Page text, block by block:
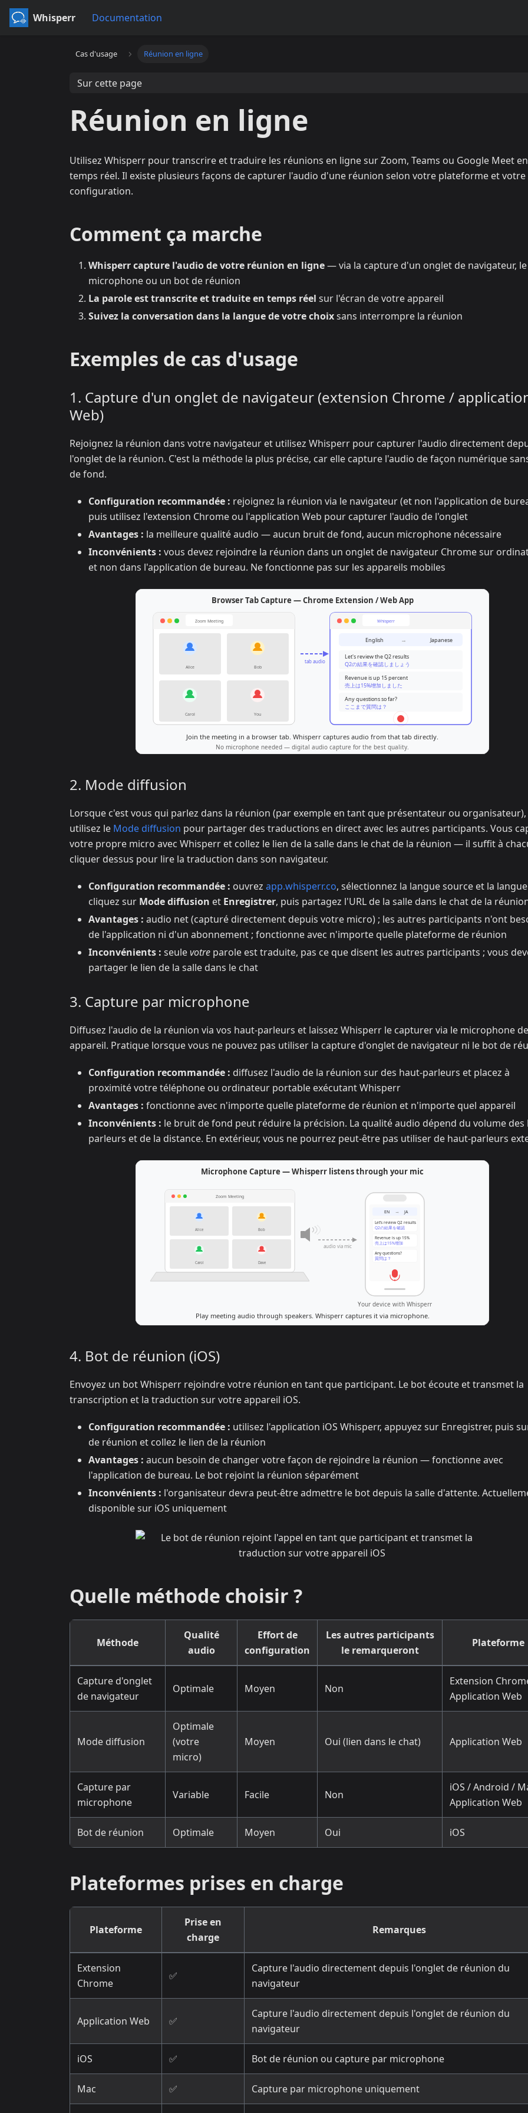
Whisperr Documentation
Cas d'usage Réunion en ligne
Sur cette page
Réunion en ligne
Utilisez Whisperr pour transcrire et traduire les réunions en ligne sur Zoom, Teams ou Google Meet en
temps réel. Il existe plusieurs façons de capturer l'audio d'une réunion selon votre plateforme et votre
configuration.
Comment ça marche
Whisperr capture l'audio de votre réunion en ligne— via la capture d'un onglet de navigateur, le
microphone ou un bot de réunion
La parole est transcrite et traduite en temps réel sur l'écran de votre appareil
Suivez la conversation dans la langue de votre choixsans interrompre la réunion
Exemples de cas d'usage
1. Capture d'un onglet de navigateur (extension Chrome /
Web)
Rejoignez la réunion dans votre navigateur et utilisez Whisperr pour capturer l'audio directement
l'onglet de la réunion. C'est la méthode la plus précise, car elle capture l'audio de façon numérique
de fond.
Configuration recommandée : rejoignez la réunion via le navigateur (et non l'application de
puis utilisez l'extension Chrome ou l'application Web pour capturer l'audio de l'onglet
Avantages : la meilleure qualité audio — aucun bruit de fond, aucun microphone nécessaire
Inconvénients : vous devez rejoindre la réunion dans un onglet de navigateur Chrome sur
et non dans l'application de bureau. Ne fonctionne pas sur les appareils mobiles
2. Mode diffusion
Lorsque c'est vous qui parlez dans la réunion (par exemple en tant que présentateur ou organisateur),
utilisez le Mode diffusion pour partager des traductions en direct avec les autres participants. Vous
votre propre micro avec Whisperr et collez le lien de la salle dans le chat de la réunion — il suffit à
cliquer dessus pour lire la traduction dans son navigateur.
Configuration recommandée : ouvrez app.whisperr.co, sélectionnez la langue source et la
cliquez sur Mode diffusion et Enregistrer, puis partagez l'URL de la salle dans le chat de la
Avantages : audio net (capturé directement depuis votre micro) ; les autres participants n'ont
de l'application ni d'un abonnement ; fonctionne avec n'importe quelle plateforme de réunion
Inconvénients : seulevotre parole est traduite, pas ce que disent les autres participants ; vous
partager le lien de la salle dans le chat
3. Capture par microphone
Diffusez l'audio de la réunion via vos haut-parleurs et laissez Whisperr le capturer via le microphone
appareil. Pratique lorsque vous ne pouvez pas utiliser la capture d'onglet de navigateur ni le bot de
Configuration recommandée : diffusez l'audio de la réunion sur des haut-parleurs et placez à
proximité votre téléphone ou ordinateur portable exécutant Whisperr
Avantages : fonctionne avec n'importe quelle plateforme de réunion et n'importe quel appareil
Inconvénients : le bruit de fond peut réduire la précision. La qualité audio dépend du volume des
parleurs et de la distance. En extérieur, vous ne pourrez peut-être pas utiliser de haut-parleurs
4. Bot de réunion (iOS)
Envoyez un bot Whisperr rejoindre votre réunion en tant que participant. Le bot écoute et transmet la
transcription et la traduction sur votre appareil iOS.
Configuration recommandée : utilisez l'application iOS Whisperr, appuyez sur Enregistrer, puis
de réunion et collez le lien de la réunion
Avantages : aucun besoin de changer votre façon de rejoindre la réunion — fonctionne avec
l'application de bureau. Le bot rejoint la réunion séparément
Inconvénients : l'organisateur devra peut-être admettre le bot depuis la salle d'attente.
disponible sur iOS uniquement
Quelle méthode choisir ?
Méthode
Qualité
audio
Effort de
configuration
Les autres participants
le remarqueront
Plateforme
Capture d'onglet
de navigateur
Optimale Moyen Non
Extension
Application Web
Mode diffusion
Optimale
(votre
micro)
Moyen Oui (lien dans le chat) Application Web
Capture par
microphone
Variable Facile Non
iOS / Android /
Application Web
Bot de réunion Optimale Moyen Oui iOS
Plateformes prises en charge
Plateforme
Prise en
charge
Remarques
Extension
Chrome
✅
Capture l'audio directement depuis l'onglet de réunion du
navigateur
Application Web ✅
Capture l'audio directement depuis l'onglet de réunion du
navigateur
iOS ✅ Bot de réunion ou capture par microphone
Mac ✅ Capture par microphone uniquement